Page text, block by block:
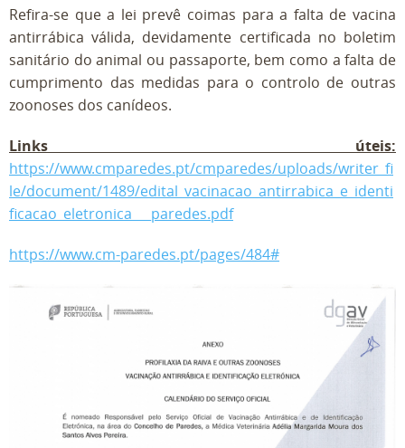
Refira-se que a lei prevê coimas para a falta de vacina
antirrábica válida, devidamente certificada no boletim
sanitário do animal ou passaporte, bem como a falta de
cumprimento das medidas para o controlo de outras
zoonoses dos canídeos.
Links úteis:
https://www.cmparedes.pt/cmparedes/uploads/writer_fi
le/document/1489/edital_vacinacao_antirrabica_e_identi
ficacao_eletronica___paredes.pdf
https://www.cm-paredes.pt/pages/484#